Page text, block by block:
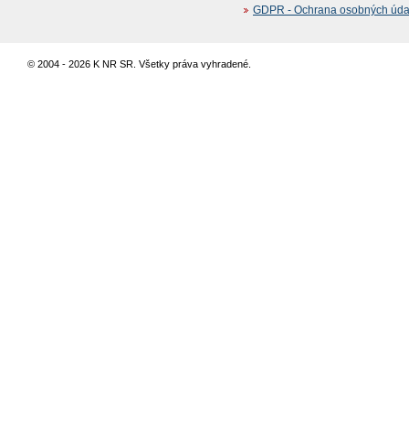
GDPR - Ochrana osobných
© 2004 - 2026 K NR SR. Všetky práva vyhradené.